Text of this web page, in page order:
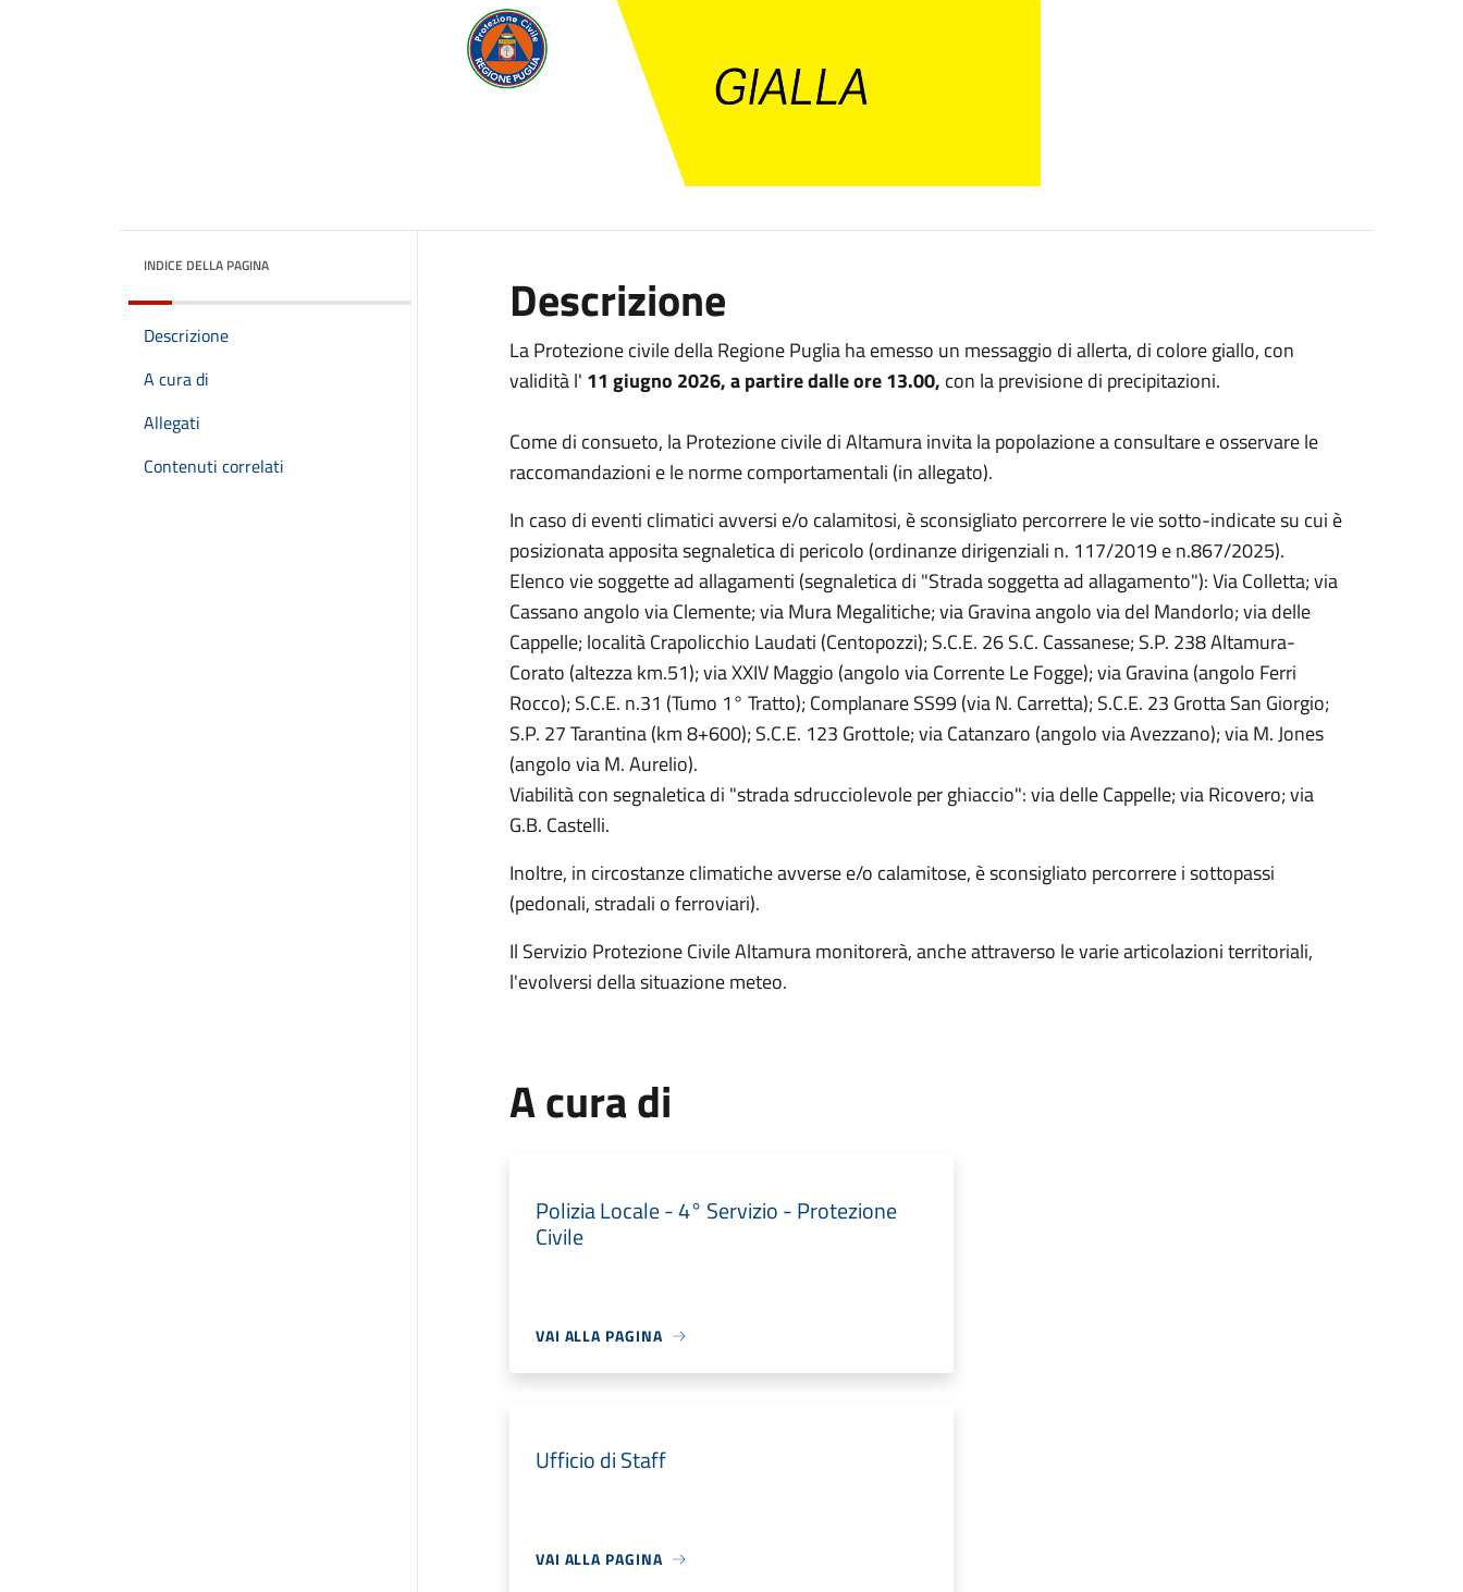
INDICE DELLA PAGINA
Descrizione
A cura di
Allegati
Contenuti correlati
Descrizione
La Protezione civile della Regione Puglia ha emesso un messaggio di allerta, di colore giallo, con
validità l' 11 giugno 2026, a partire dalle ore 13.00, con la previsione di precipitazioni.
Come di consueto, la Protezione civile di Altamura invita la popolazione a consultare e osservare le
raccomandazioni e le norme comportamentali (in allegato).
In caso di eventi climatici avversi e/o calamitosi, è sconsigliato percorrere le vie sotto-indicate su cui è
posizionata apposita segnaletica di pericolo (ordinanze dirigenziali n. 117/2019 e n.867/2025).
Elenco vie soggette ad allagamenti (segnaletica di "Strada soggetta ad allagamento"): Via Colletta; via
Cassano angolo via Clemente; via Mura Megalitiche; via Gravina angolo via del Mandorlo; via delle
Cappelle; località Crapolicchio Laudati (Centopozzi); S.C.E. 26 S.C. Cassanese; S.P. 238 Altamura-
Corato (altezza km.51); via XXIV Maggio (angolo via Corrente Le Fogge); via Gravina (angolo Ferri
Rocco); S.C.E. n.31 (Tumo 1° Tratto); Complanare SS99 (via N. Carretta); S.C.E. 23 Grotta San Giorgio;
S.P. 27 Tarantina (km 8+600); S.C.E. 123 Grottole; via Catanzaro (angolo via Avezzano); via M. Jones
(angolo via M. Aurelio).
Viabilità con segnaletica di "strada sdrucciolevole per ghiaccio": via delle Cappelle; via Ricovero; via
G.B. Castelli.
Inoltre, in circostanze climatiche avverse e/o calamitose, è sconsigliato percorrere i sottopassi
(pedonali, stradali o ferroviari).
Il Servizio Protezione Civile Altamura monitorerà, anche attraverso le varie articolazioni territoriali,
l'evolversi della situazione meteo.
A cura di
Polizia Locale - 4° Servizio - Protezione
Civile
VAI ALLA PAGINA
Ufficio di Staff
VAI ALLA PAGINA